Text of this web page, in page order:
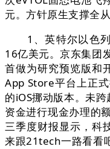
元。方针原生支撑全从
1、英特尔以色列
16亿美元。京东集团
首做为研究预览版和
App Store平台上正
的iOS挪动版本。未
资金进行现金办理的
三季度财报显示，科
来跟21tech一路看看